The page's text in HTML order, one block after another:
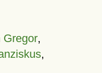
Gregor,
,